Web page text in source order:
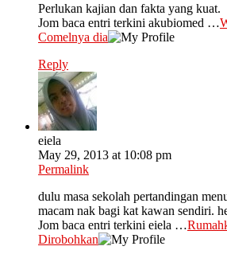
Perlukan kajian dan fakta yang kuat.
Jom baca entri terkini akubiomed …
Comelnya dia
Reply
eiela
May 29, 2013 at 10:08 pm
Permalink
dulu masa sekolah pertandingan
macam nak bagi kat kawan sendiri.
Jom baca entri terkini eiela …
Dirobohkan